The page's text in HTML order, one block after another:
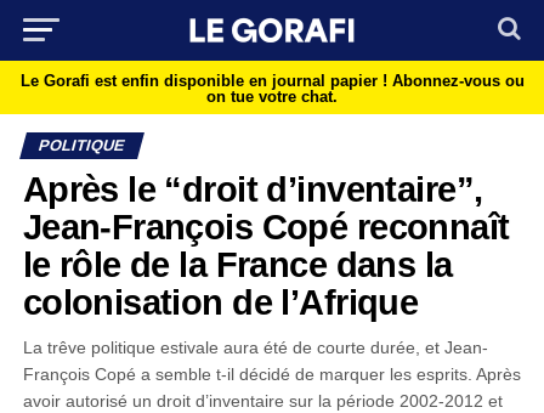
Le Gorafi est enfin disponible en journal papier ! Abonnez-vous ou
on tue votre chat.
POLITIQUE
Après le “droit d’inventaire”,
Jean-François Copé reconnaît
le rôle de la France dans la
colonisation de l’Afrique
La trêve politique estivale aura été de courte durée, et Jean-
François Copé a semble t-il décidé de marquer les esprits. Après
avoir autorisé un droit d’inventaire sur la période 2002-2012 et